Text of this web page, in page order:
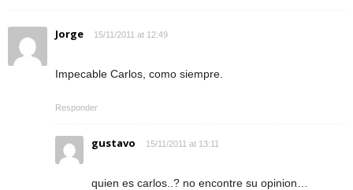
Jorge 15/11/2011 at 12:49
Impecable Carlos, como siempre.
Responder
gustavo 15/11/2011 at 13:11
quien es carlos..? no encontre su opinion…